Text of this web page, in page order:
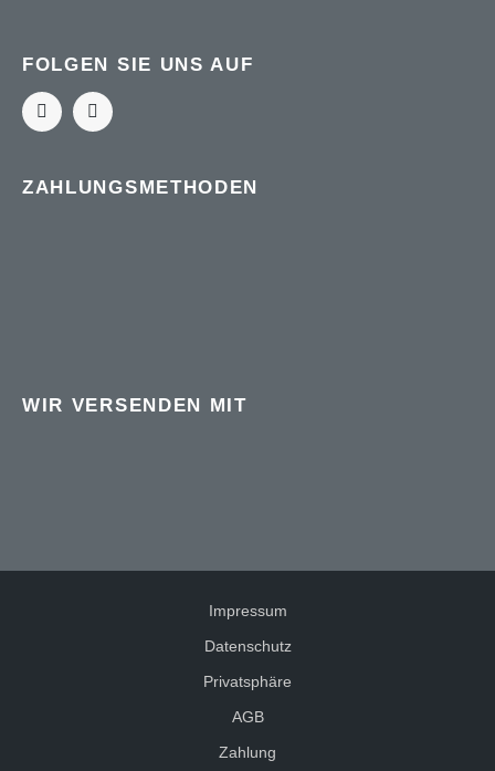
FOLGEN SIE UNS AUF
ZAHLUNGSMETHODEN
WIR VERSENDEN MIT
Impressum
Datenschutz
Privatsphäre
AGB
Zahlung